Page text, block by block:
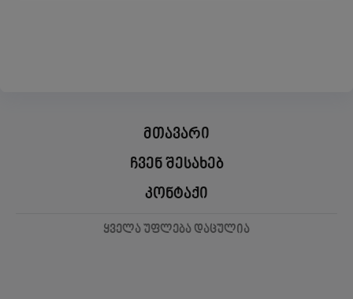
მთავარი
ჩვენ შესახებ
კონტაქი
ყველა უფლება დაცულია